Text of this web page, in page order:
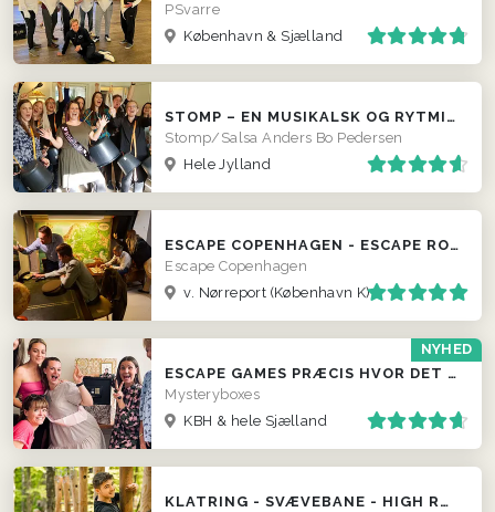
PSvarre
København & Sjælland
STOMP – EN MUSIKALSK OG RYTMISK OPLEVELSE TIL HELE JYLLAND
Stomp/Salsa Anders Bo Pedersen
Hele Jylland
ESCAPE COPENHAGEN - ESCAPE ROOMS
Escape Copenhagen
v. Nørreport (København K)
NYHED
ESCAPE GAMES PRÆCIS HVOR DET PASSER JER
Mysteryboxes
KBH & hele Sjælland
KLATRING - SVÆVEBANE - HIGH ROPING - KLATREPARK